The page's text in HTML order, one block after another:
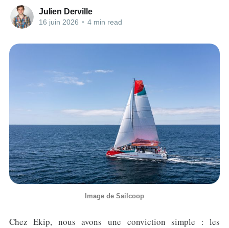
Julien Derville
16 juin 2026 • 4 min read
Image de Sailcoop
Chez Ekip, nous avons une conviction simple : les